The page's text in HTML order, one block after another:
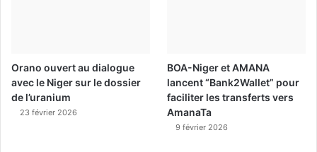
Orano ouvert au dialogue
avec le Niger sur le dossier
de l’uranium
23 février 2026
BOA-Niger et AMANA
lancent “Bank2Wallet” pour
faciliter les transferts vers
AmanaTa
9 février 2026